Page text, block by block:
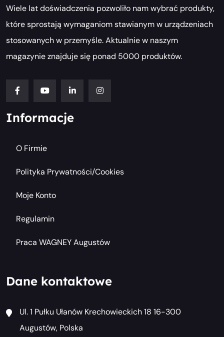
Wiele lat doświadczenia pozwoliło nam wybrać produkty,
które sprostają wymaganiom stawianym w urządzeniach
stosowanych w przemyśle. Aktualnie w naszym
magazynie znajduje się ponad 5000 produktów.
Informacje
O Firmie
Polityka Prywatności/cookies
Moje Konto
Regulamin
Praca WAGNEY Augustów
Dane kontaktowe
Ul. 1 Pułku Ułanów Krechowieckich 18 16-300
Augustów, Polska